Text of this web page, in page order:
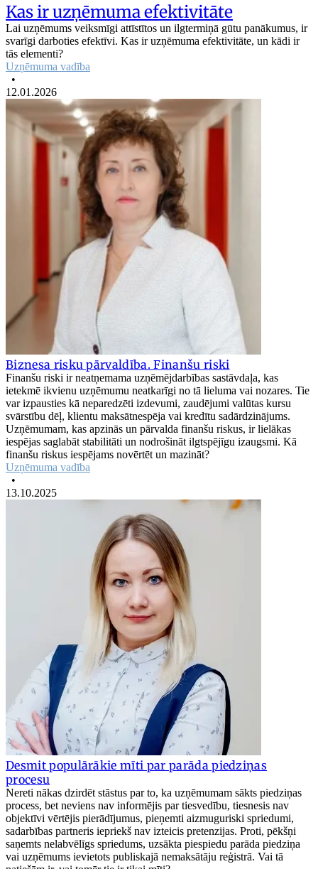
Kas ir uzņēmuma efektivitāte
Lai uzņēmums veiksmīgi attīstītos un ilgtermiņā gūtu panākumus, ir
svarīgi darboties efektīvi. Kas ir uzņēmuma efektivitāte, un kādi ir
tās elementi?
Uzņēmuma vadība
•
12.01.2026
Biznesa risku pārvaldība. Finanšu riski
Finanšu riski ir neatņemama uzņēmējdarbības sastāvdaļa, kas
ietekmē ikvienu uzņēmumu neatkarīgi no tā lieluma vai nozares. Tie
var izpausties kā neparedzēti izdevumi, zaudējumi valūtas kursu
svārstību dēļ, klientu maksātnespēja vai kredītu sadārdzinājums.
Uzņēmumam, kas apzinās un pārvalda finanšu riskus, ir lielākas
iespējas saglabāt stabilitāti un nodrošināt ilgtspējīgu izaugsmi. Kā
finanšu riskus iespējams novērtēt un mazināt?
Uzņēmuma vadība
•
13.10.2025
Desmit populārākie mīti par parāda piedziņas
procesu
Nereti nākas dzirdēt stāstus par to, ka uzņēmumam sākts piedziņas
process, bet neviens nav informējis par tiesvedību, tiesnesis nav
objektīvi vērtējis pierādījumus, pieņemti aizmuguriski spriedumi,
sadarbības partneris iepriekš nav izteicis pretenzijas. Proti, pēkšņi
saņemts nelabvēlīgs spriedums, uzsākta piespiedu parāda piedziņa
vai uzņēmums ievietots publiskajā nemaksātāju reģistrā. Vai tā